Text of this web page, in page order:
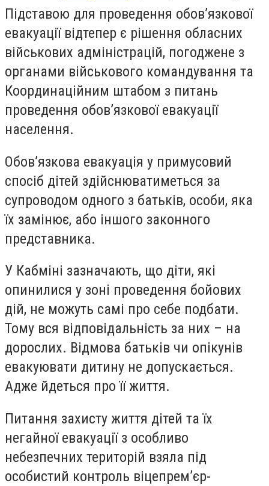
Підставою для проведення обов’язкової
евакуації відтепер є рішення обласних
військових адміністрацій, погоджене з
органами військового командування та
Координаційним штабом з питань
проведення обов’язкової евакуації
населення.
Обов’язкова евакуація у примусовий
спосіб дітей здійснюватиметься за
супроводом одного з батьків, особи, яка
їх замінює, або іншого законного
представника.
У Кабміні зазначають, що діти, які
опинилися у зоні проведення бойових
дій, не можуть самі про себе подбати.
Тому вся відповідальність за них – на
дорослих. Відмова батьків чи опікунів
евакуювати дитину не допускається.
Адже йдеться про її життя.
Питання захисту життя дітей та їх
негайної евакуації з особливо
небезпечних територій взяла під
особистий контроль віцепрем’єр-